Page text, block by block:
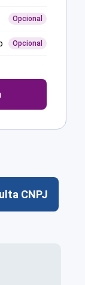
Opcional
Opcional
CNPJ